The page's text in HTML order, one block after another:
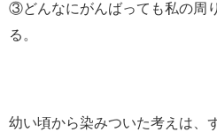
③どんなにがんばっても私の周
る。
幼い頃から染みついた考えは、